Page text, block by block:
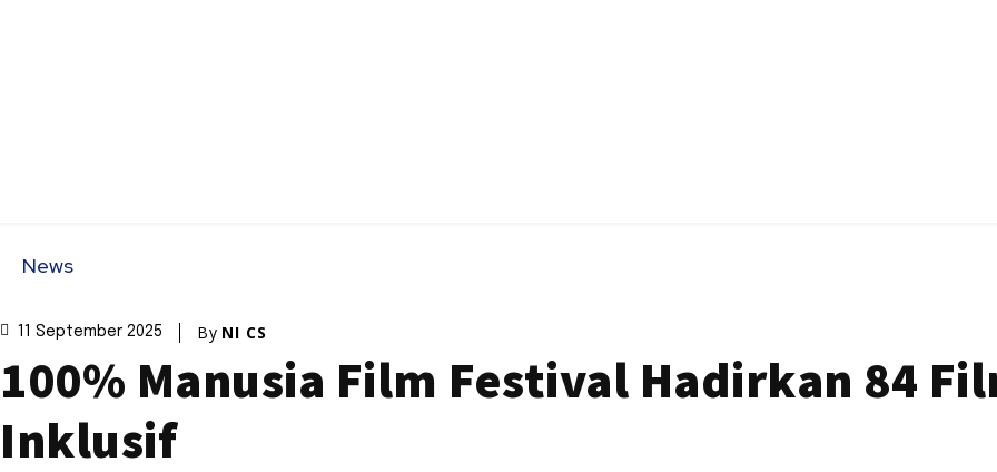
News
11 September 2025 By NI CS
100% Manusia Film Festival Hadirkan 84
Inklusif